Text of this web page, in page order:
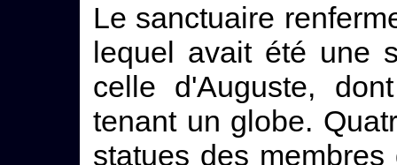
Le sanctuaire
lequel avait été une
celle d'Auguste,
tenant un globe.
statues des